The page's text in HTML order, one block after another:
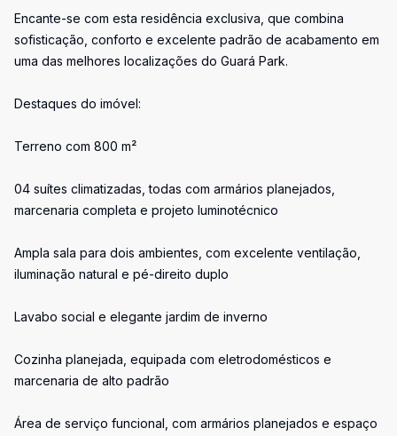
Encante-se com esta residência exclusiva, que combina
sofisticação, conforto e excelente padrão de acabamento em
uma das melhores localizações do Guará Park.
Destaques do imóvel:
Terreno com 800 m²
04 suítes climatizadas, todas com armários planejados,
marcenaria completa e projeto luminotécnico
Ampla sala para dois ambientes, com excelente ventilação,
iluminação natural e pé-direito duplo
Lavabo social e elegante jardim de inverno
Cozinha planejada, equipada com eletrodomésticos e
marcenaria de alto padrão
Área de serviço funcional, com armários planejados e espaço